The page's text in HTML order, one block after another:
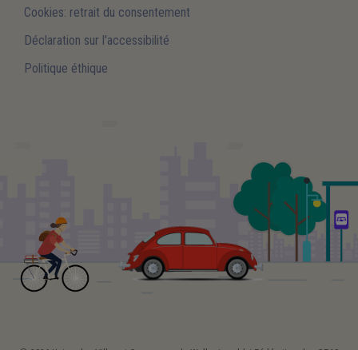
Cookies: retrait du consentement
Déclaration sur l'accessibilité
Politique éthique